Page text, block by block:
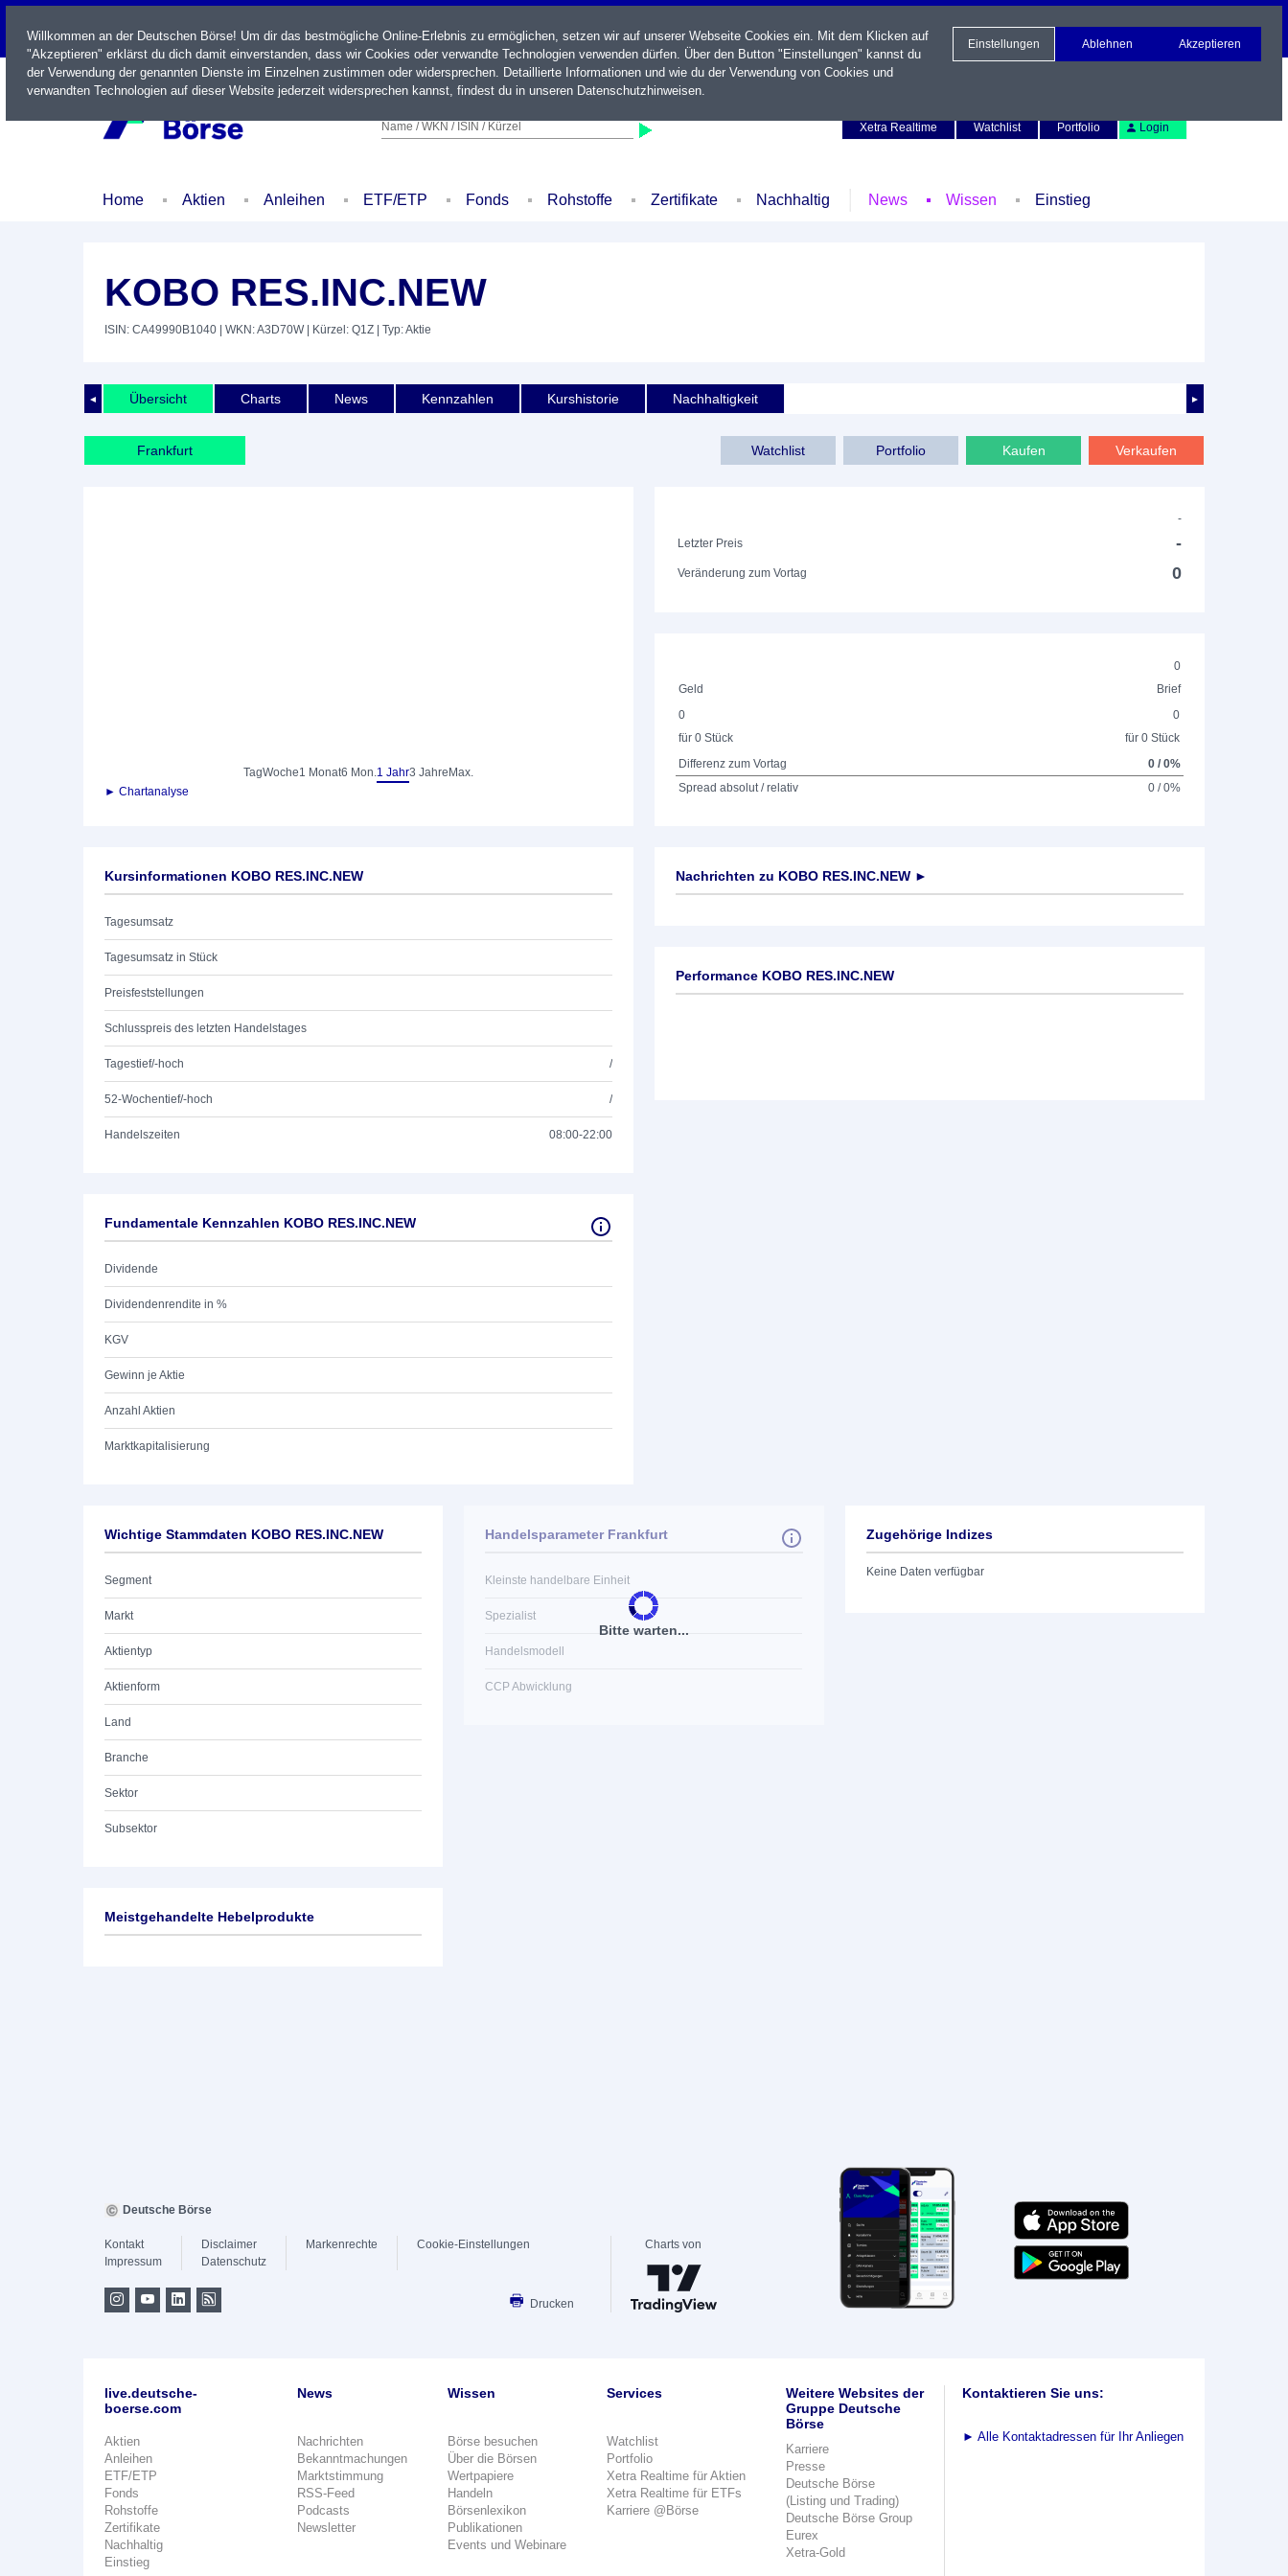
LIVE
Name / WKN / ISIN / Kürzel
Xetra Realtime
Watchlist Portfolio Login
Home Aktien Anleihen ETF/ETP Fonds Rohstoffe Zertifikate Nachhaltig News Wissen Einstieg
KOBO RES.INC.NEW
ISIN: CA49990B1040 | WKN: A3D70W| Kürzel: Q1Z | Typ: Aktie
◄ ►
Übersicht Charts News Kennzahlen Kurshistorie Nachhaltigkeit
Frankfurt Watchlist Portfolio Kaufen Verkaufen
TagWoche1 Monat6 Mon.1 Jahr3 Jahre Max.
► Chartanalyse
-
Letzter Preis
-
Veränderung zum Vortag 0
0
Geld
Brief
0
für 0 Stück
0
für 0 Stück
Differenz zum Vortag
0 / 0%
Spread absolut / relativ
0 / 0%
Kursinformationen KOBO RES.INC.NEW
Tagesumsatz
Tagesumsatz in Stück
Preisfeststellungen
Schlusspreis des letzten Handelstages
Tagestief/-hoch /
52-Wochentief/-hoch /
Handelszeiten 08:00-22:00
Fundamentale Kennzahlen KOBO RES.INC.NEW
Dividende
Dividendenrendite in %
KGV
Gewinn je Aktie
Anzahl Aktien
Marktkapitalisierung
Nachrichten zu KOBO RES.INC.NEW ►
Performance KOBO RES.INC.NEW
Wichtige Stammdaten KOBO RES.INC.NEW
Segment
Markt
Aktientyp
Aktienform
Land
Branche
Sektor
Subsektor
Bitte warten...
Handelsparameter Frankfurt
Kleinste handelbare Einheit
Spezialist
Handelsmodell
CCP Abwicklung
Zugehörige Indizes
Keine Daten verfügbar
Meistgehandelte Hebelprodukte
Willkommen an der Deutschen Börse! Um dir das bestmögliche Online-Erlebnis zu ermöglichen, setzen wir auf unserer Webseite Cookies ein. Mit dem Klicken auf
"Akzeptieren" erklärst du dich damit einverstanden, dass wir Cookies oder verwandte Technologien verwenden dürfen. Über den Button "Einstellungen" kannst du
der Verwendung der genannten Dienste im Einzelnen zustimmen oder widersprechen. Detaillierte Informationen und wie du der Verwendung von Cookies und
verwandten Technologien auf dieser Website jederzeit widersprechen kannst, findest du in unseren Datenschutzhinweisen.
Einstellungen Ablehnen Akzeptieren
Deutsche Börse
Kontakt
Impressum
Disclaimer
Datenschutz
Markenrechte Cookie-Einstellungen
Drucken
Charts von
live.deutsche-
boerse.com
Aktien
Anleihen
ETF/ETP
Fonds
Rohstoffe
Zertifikate
Nachhaltig
Einstieg
News
Nachrichten
Bekanntmachungen
Marktstimmung
RSS-Feed
Podcasts
Newsletter
Wissen
Börse besuchen
Über die Börsen
Wertpapiere
Handeln
Börsenlexikon
Publikationen
Events und Webinare
Services
Watchlist
Portfolio
Xetra Realtime für Aktien
Xetra Realtime für ETFs
Karriere @Börse
Weitere Websites der
Gruppe Deutsche
Börse
Karriere
Presse
Deutsche Börse
(Listing und Trading)
Deutsche Börse Group
Eurex
Xetra-Gold
Kontaktieren Sie uns:
► Alle Kontaktadressen für Ihr Anliegen